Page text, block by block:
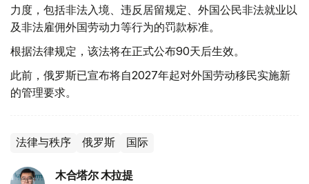
力度，包括非法入境、违反居留规定、外国公民非法就业以
及非法雇佣外国劳动力等行为的罚款标准。
根据法律规定，该法将在正式公布90天后生效。
此前，俄罗斯已宣布将自2027年起对外国劳动移民实施新
的管理要求。
法律与秩序 俄罗斯 国际
木合塔尔 木拉提